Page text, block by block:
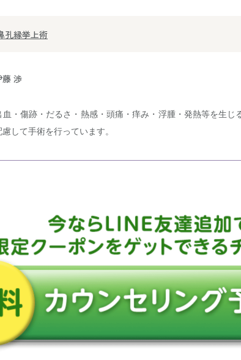
孔縁挙上術
藤 渉
血・傷跡・だるさ・熱感・頭痛・痒み・浮腫・発熱等を生
して手術を行っています。